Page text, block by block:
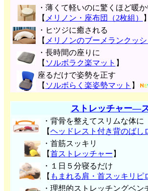
・薄くて軽いのに驚くほど暖
【 メリノン・座布団（2枚組）
】
・ヒツジに癒される
【 メリノンのブーメランクッ
・長時間の座りに
【 ソルボラク楽マット 】
座るだけで姿勢を正す
【 ソルボらく楽姿勢マット 】
ストレッチャー―
・背骨を整えてスリムな体に
【ヘッドレスト付き背のばし
・首筋スッキリ
【首ストレッチャー 】
・１日５分寝るだけ
【 もまれる肩・首スッキリピ
・理想的ストレッチングベン